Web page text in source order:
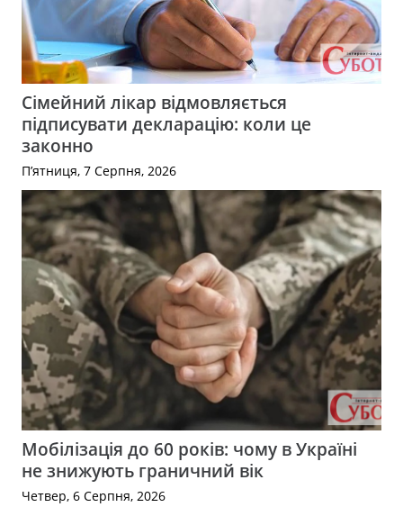
Сімейний лікар відмовляється
підписувати декларацію: коли це
законно
П’ятниця, 7 Серпня, 2026
Мобілізація до 60 років: чому в Україні
не знижують граничний вік
Четвер, 6 Серпня, 2026